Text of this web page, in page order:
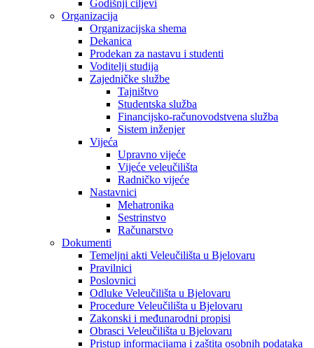
Godišnji ciljevi
Organizacija
Organizacijska shema
Dekanica
Prodekan za nastavu i studenti
Voditelji studija
Zajedničke službe
Tajništvo
Studentska služba
Financijsko-računovodstvena služba
Sistem inženjer
Vijeća
Upravno vijeće
Vijeće veleučilišta
Radničko vijeće
Nastavnici
Mehatronika
Sestrinstvo
Računarstvo
Dokumenti
Temeljni akti Veleučilišta u Bjelovaru
Pravilnici
Poslovnici
Odluke Veleučilišta u Bjelovaru
Procedure Veleučilišta u Bjelovaru
Zakonski i međunarodni propisi
Obrasci Veleučilišta u Bjelovaru
Pristup informacijama i zaštita osobnih podataka